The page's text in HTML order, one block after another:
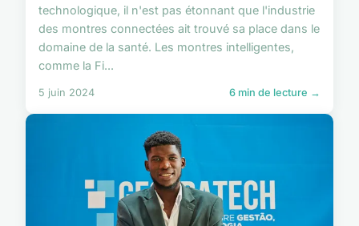
technologique, il n'est pas étonnant que l'industrie
des montres connectées ait trouvé sa place dans le
domaine de la santé. Les montres intelligentes,
comme la Fi...
5 juin 2024 6 min de lecture →